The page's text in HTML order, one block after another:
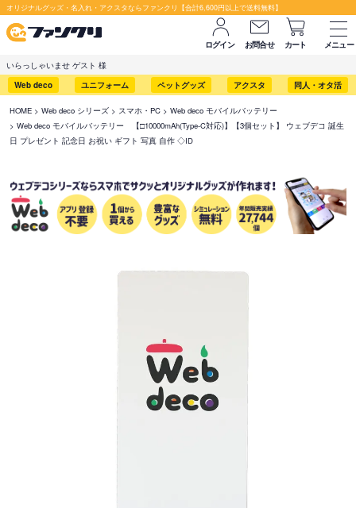
オリジナルグッズ・名入れ・アクスタならファンクリ【合計6,600円以上で送料無料】
ログイン お問合せ カート
メニュー
いらっしゃいませ ゲスト 様
Web deco
ユニフォーム ペットグッズ アクスタ 同人・オタ活
HOME Web deco シリーズ スマホ・PC
Web deco モバイルバッテリー
Web deco モバイルバッテリー 【□10000mAh(Type-C対応)】【3個セット】 ウェブデコ 誕生
日 プレゼント 記念日 お祝い ギフト 写真 自作 ◇ID